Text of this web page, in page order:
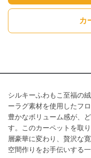
カ
シルキーふわもこ至福の
ーラグ素材を使用したフ
豊かなボリューム感が、
す。このカーペットを取
層豪華に変わり、贅沢な
空間作りをお手伝いする一